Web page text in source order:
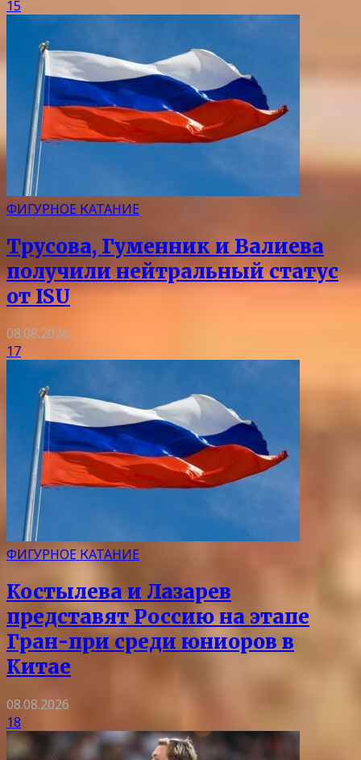
15
ФИГУРНОЕ КАТАНИЕ
Трусова, Гуменник и Валиева
получили нейтральный статус
от ISU
08.08.2026
17
ФИГУРНОЕ КАТАНИЕ
Костылева и Лазарев
представят Россию на этапе
Гран-при среди юниоров в
Китае
08.08.2026
18